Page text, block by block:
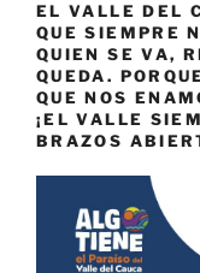
EL VALLE DEL
QUE SIEMPRE
QUIEN SE VA,
QUEDA.
QUE NOS
¡EL VALLE
BRAZOS